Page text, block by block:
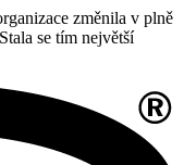
změnila v plně
se tím největší